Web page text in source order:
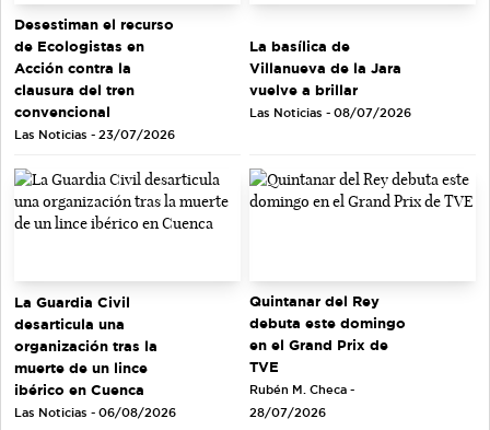
Desestiman el recurso
de Ecologistas en
Acción contra la
clausura del tren
convencional
Las Noticias - 23/07/2026
La basílica de
Villanueva de la Jara
vuelve a brillar
Las Noticias - 08/07/2026
La Guardia Civil
desarticula una
organización tras la
muerte de un lince
ibérico en Cuenca
Las Noticias - 06/08/2026
Quintanar del Rey
debuta este domingo
en el Grand Prix de
TVE
Rubén M. Checa -
28/07/2026